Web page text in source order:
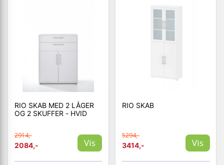
RIO SKAB MED 2 LÅGER
OG 2 SKUFFER - HVID
2914,-
2084,-
Vis
RIO SKAB
5294,-
3414,-
Vis